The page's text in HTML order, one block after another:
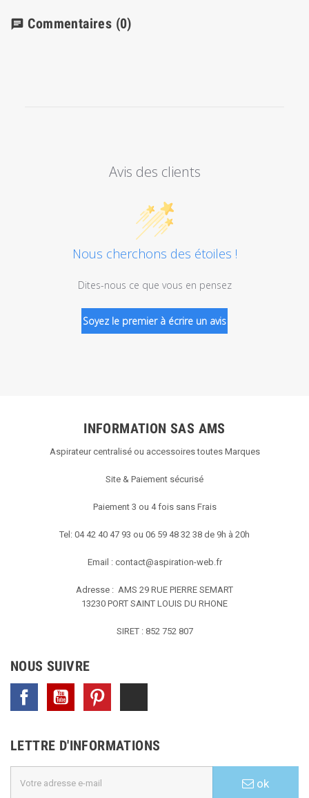
chat Commentaires (0)
Avis des clients
Nous cherchons des étoiles !
Dites-nous ce que vous en pensez
Soyez le premier à écrire un avis
INFORMATION SAS AMS
Aspirateur centralisé ou accessoires toutes Marques
Site & Paiement sécurisé
Paiement 3 ou 4 fois sans Frais
Tel: 04 42 40 47 93 ou 06 59 48 32 38 de 9h à 20h
Email : contact@aspiration-web.fr
Adresse : AMS 29 RUE PIERRE SEMART
13230 PORT SAINT LOUIS DU RHONE
SIRET : 852 752 807
NOUS SUIVRE
Facebook YouTube
LETTRE D'INFORMATIONS
ok